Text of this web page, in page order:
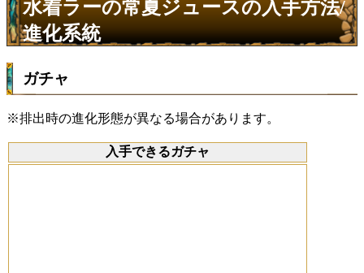
水着ラーの常夏ジュースの入手方法/
進化系統
ガチャ
※排出時の進化形態が異なる場合があります。
入手できるガチャ